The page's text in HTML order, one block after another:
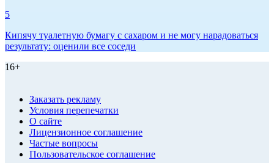
5
Кипячу туалетную бумагу с сахаром и не могу нарадоваться
результату: оценили все соседи
16+
Заказать рекламу
Условия перепечатки
О сайте
Лицензионное соглашение
Частые вопросы
Пользовательское соглашение